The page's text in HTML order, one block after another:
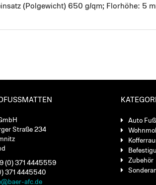
(Polgewicht) 650 g/qm; Florhöhe: 5
Straße 234
(0) 371 4445559
371 4445540
afc.de
Auto
Zubehör